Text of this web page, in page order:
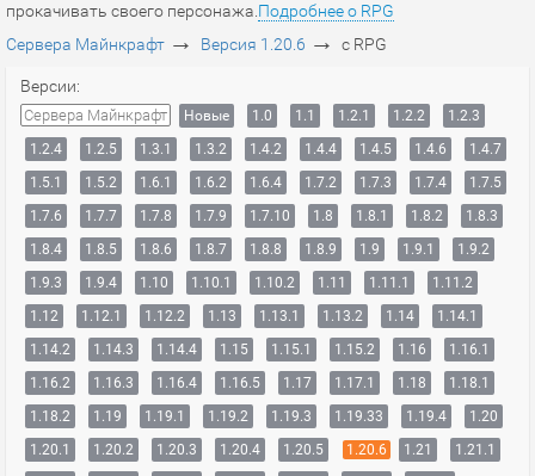
прокачивать своего персонажа. Подробнее о RPG
Сервера Майнкрафт → Версия 1.20.6 → с RPG
Версии:
Сервера Майнкрафт Новые 1.0 1.1 1.2.1 1.2.2
1.2.3
1.2.4
1.2.5 1.3.1 1.3.2 1.4.2 1.4.4 1.4.5 1.4.6
1.4.7
1.5.1
1.5.2 1.6.1 1.6.2 1.6.4 1.7.2 1.7.3 1.7.4
1.7.5
1.7.6
1.7.7 1.7.8 1.7.9 1.7.10 1.8 1.8.1 1.8.2
1.8.3
1.8.4
1.8.5 1.8.6 1.8.7 1.8.8 1.8.9 1.9 1.9.1
1.9.2
1.9.3
1.9.4 1.10 1.10.1 1.10.2 1.11 1.11.1
1.11.2
1.12
1.12.1 1.12.2 1.13 1.13.1 1.13.2 1.14
1.14.1
1.14.2
1.14.3 1.14.4 1.15 1.15.1 1.15.2 1.16
1.16.1
1.16.2
1.16.3 1.16.4 1.16.5 1.17 1.17.1 1.18
1.18.1
1.18.2
1.19 1.19.1 1.19.2 1.19.3 1.19.33 1.19.4
1.20
1.20.1
1.20.2 1.20.3 1.20.4 1.20.5 1.20.6 1.21
1.21.1